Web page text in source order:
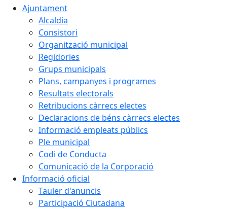
Ajuntament
Alcaldia
Consistori
Organització municipal
Regidories
Grups municipals
Plans, campanyes i programes
Resultats electorals
Retribucions càrrecs electes
Declaracions de béns càrrecs electes
Informació empleats públics
Ple municipal
Codi de Conducta
Comunicació de la Corporació
Informació oficial
Tauler d'anuncis
Participació Ciutadana